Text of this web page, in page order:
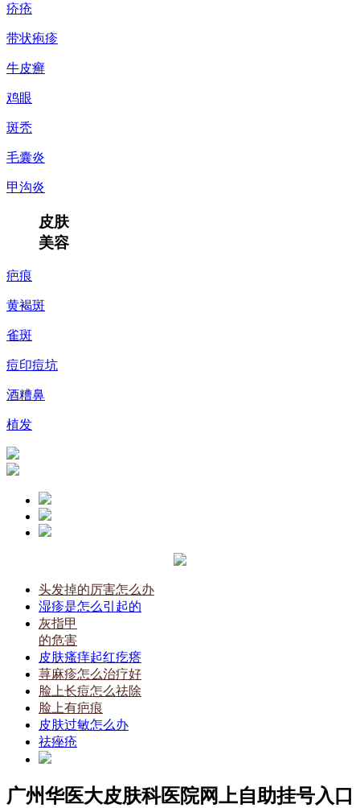
疥疮
带状疱疹
牛皮癣
鸡眼
斑秃
毛囊炎
甲沟炎
皮肤
美容
疤痕
黄褐斑
雀斑
痘印痘坑
酒糟鼻
植发
头发掉的厉害怎么办
湿疹是怎么引起的
灰指甲
的危害
皮肤瘙痒起红疙瘩
荨麻疹怎么治疗好
脸上长痘怎么祛除
脸上有疤痕
皮肤过敏怎么办
祛痤疮
广州华医大皮肤科医院网上自助挂号入口